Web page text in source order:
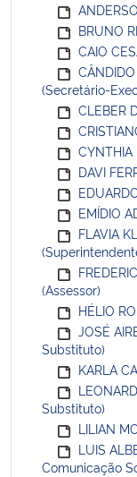
BRUNO
CAIO
(Secretário-
CLEBER
CYNTHIA
DAVI
EMÍDIO
FLAVIA
(Assessor)
HÉLIO
JOSÉ
Substituto)
KARLA
Substituto)
LILIAN
LUIS
Comunicação